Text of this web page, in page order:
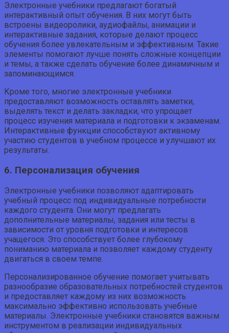
Электронные учебники предлагают богатый
интерактивный опыт обучения. В них могут быть
встроены видеоролики, аудиофайлы, анимации и
интерактивные задания, которые делают процесс
обучения более увлекательным и эффективным. Такие
элементы помогают лучше понять сложные концепции
и темы, а также сделать обучение более динамичным и
запоминающимся.
Кроме того, многие электронные учебники
предоставляют возможность оставлять заметки,
выделять текст и делать закладки, что упрощает
процесс изучения материала и подготовки к экзаменам.
Интерактивные функции способствуют активному
участию студентов в учебном процессе и улучшают их
результаты.
6. Персонализация обучения
Электронные учебники позволяют адаптировать
учебный процесс под индивидуальные потребности
каждого студента. Они могут предлагать
дополнительные материалы, задания или тесты в
зависимости от уровня подготовки и интересов
учащегося. Это способствует более глубокому
пониманию материала и позволяет каждому студенту
двигаться в своем темпе.
Персонализированное обучение помогает учитывать
разнообразие образовательных потребностей студентов
и предоставляет каждому из них возможность
максимально эффективно использовать учебные
материалы. Электронные учебники становятся важным
инструментом в реализации индивидуальных